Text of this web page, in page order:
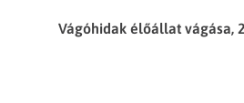
Vágóhidak élőállat vágása,